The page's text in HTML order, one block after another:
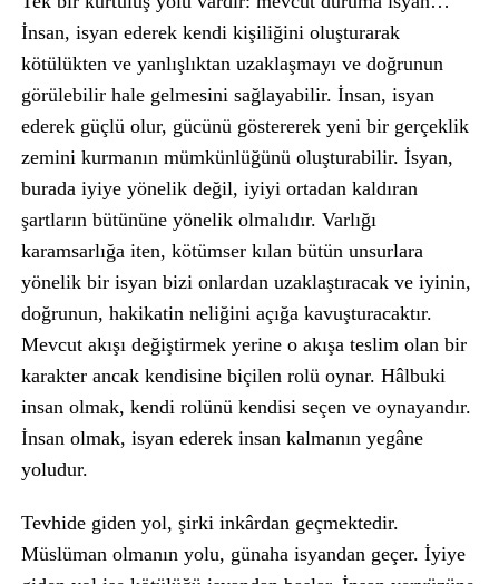
İnsan, isyan ederek kendi kişiliğini oluşturarak
kötülükten ve yanlışlıktan uzaklaşmayı ve doğrunun
görülebilir hale gelmesini sağlayabilir. İnsan, isyan
ederek güçlü olur, gücünü göstererek yeni bir gerçeklik
zemini kurmanın mümkünlüğünü oluşturabilir. İsyan,
burada iyiye yönelik değil, iyiyi ortadan kaldıran
şartların bütününe yönelik olmalıdır. Varlığı
karamsarlığa iten, kötümser kılan bütün unsurlara
yönelik bir isyan bizi onlardan uzaklaştıracak ve iyinin,
doğrunun, hakikatin neliğini açığa kavuşturacaktır.
Mevcut akışı değiştirmek yerine o akışa teslim olan bir
karakter ancak kendisine biçilen rolü oynar. Hâlbuki
insan olmak, kendi rolünü kendisi seçen ve oynayandır.
İnsan olmak, isyan ederek insan kalmanın yegâne
yoludur.
Tevhide giden yol, şirki inkârdan geçmektedir.
Müslüman olmanın yolu, günaha isyandan geçer. İyiye